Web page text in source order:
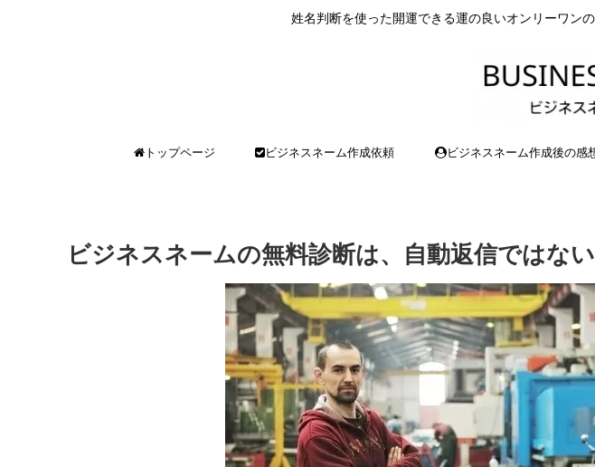
姓名判断を使った開運できる運の良いオンリーワン
トップページ ビジネスネーム作成依頼 ビジネスネーム作成後の感
ビジネスネームの無料診断は、自動返信ではな